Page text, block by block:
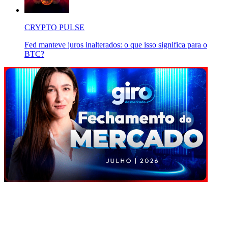
CRYPTO PULSE
Fed manteve juros inalterados: o que isso significa para o
BTC?